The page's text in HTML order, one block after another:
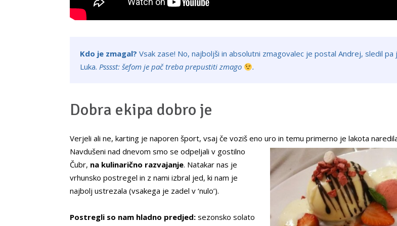
Kdo je zmagal? Vsak zase! No, najboljši in absolutni zmagovalec je postal Andrej, sledil pa
Luka. Psssst: šefom je pač treba prepustiti zmago .
Dobra ekipa dobro je
Verjeli ali ne, karting je naporen šport, vsaj če voziš eno uro in temu primerno je lakota
Navdušeni nad dnevom smo se odpeljali v gostilno
Čubr, na kulinarično razvajanje. Natakar nas je
vrhunsko postregel in z nami izbral jed, ki nam je
najbolj ustrezala (vsakega je zadel v ‘nulo’).
Postregli so nam hladno predjed: sezonsko solato